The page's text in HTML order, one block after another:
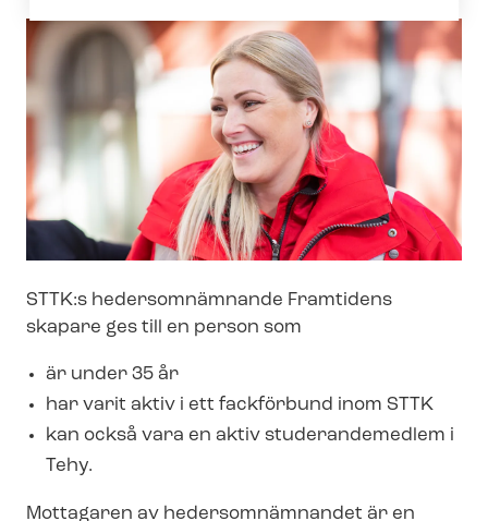
STTK:s hedersomnämnande Framtidens
skapare ges till en person som
är under 35 år
har varit aktiv i ett fackförbund inom STTK
kan också vara en aktiv studerandemedlem i
Tehy.
Mottagaren av hedersomnämnandet är en